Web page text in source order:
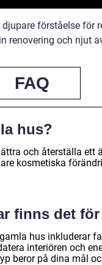
förståelse för
renovering och njut
FAQ
hus?
och återställa ett
kosmetiska
finns det
hus inkluderar
interiören och
beror på dina mål